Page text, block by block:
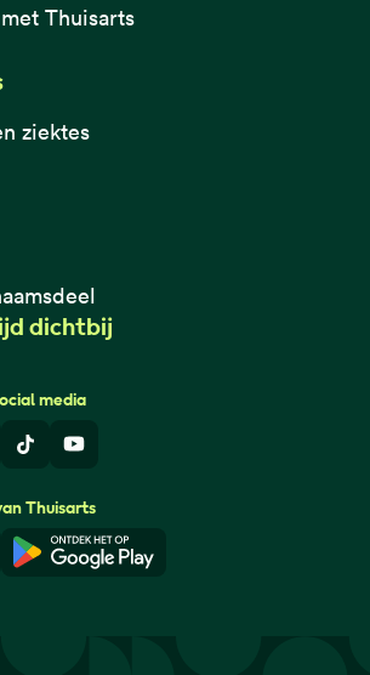
Thuisarts
ziektes
dichtbij
media
TikTokYoutube
Thuisarts
in de App Store
Download in de Google Play